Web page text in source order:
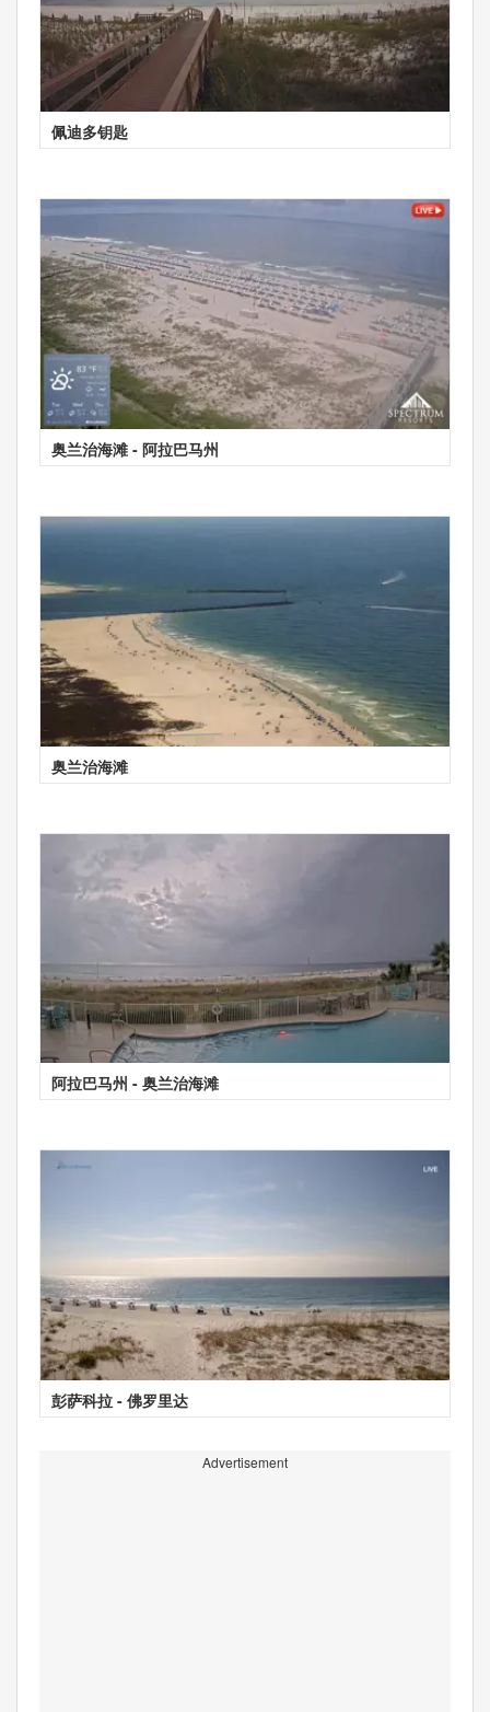
佩迪多钥匙
奥兰治海滩 - 阿拉巴马州
奥兰治海滩
阿拉巴马州 - 奥兰治海滩
彭萨科拉 - 佛罗里达
Advertisement